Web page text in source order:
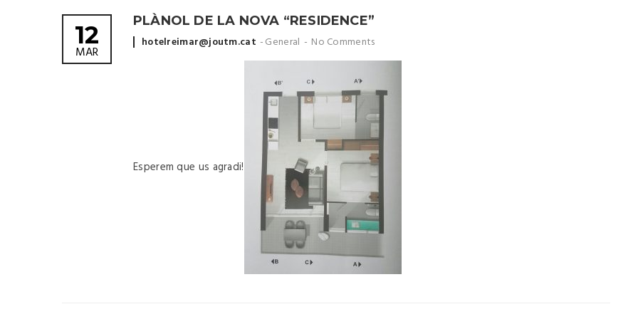
PLÀNOL DE LA NOVA “RESIDENCE”
12
MAR
Posted
hotelreimar@joutm.cat General No Comments
Esperem que us agradi!